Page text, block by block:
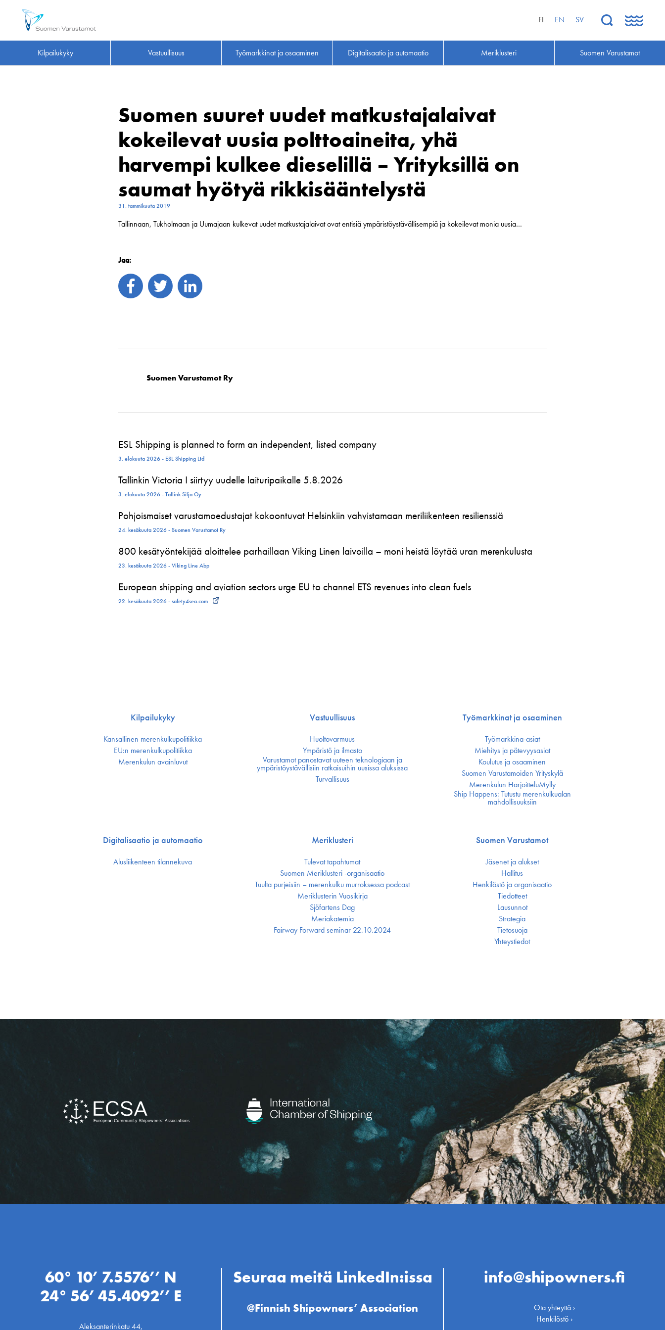
FI EN SV
Kilpailukyky Vastuullisuus Työmarkkinat ja osaaminen Digitalisaatio ja automaatio Meriklusteri Suomen Varustamot
Suomen suuret uudet matkustajalaivat
kokeilevat uusia polttoaineita, yhä
harvempi kulkee dieselillä – Yrityksillä on
saumat hyötyä rikkisääntelystä
31. tammikuuta 2019
Tallinnaan, Tukholmaan ja Uumajaan kulkevat uudet matkustajalaivat ovat entisiä ympäristöystävällisempiä ja kokeilevat monia uusia…
Jaa:
Suomen Varustamot Ry
ESL Shipping is planned to form an independent, listed company
3. elokuuta 2026 - ESL Shipping Ltd
Tallinkin Victoria I siirtyy uudelle laituripaikalle 5.8.2026
3. elokuuta 2026 - Tallink Silja Oy
Pohjoismaiset varustamoedustajat kokoontuvat Helsinkiin vahvistamaan meriliikenteen resilienssiä
24. kesäkuuta 2026 - Suomen Varustamot Ry
800 kesätyöntekijää aloittelee parhaillaan Viking Linen laivoilla – moni heistä löytää uran merenkulusta
23. kesäkuuta 2026 - Viking Line Abp
European shipping and aviation sectors urge EU to channel ETS revenues into clean fuels
22. kesäkuuta 2026 - safety4sea.com
Kilpailukyky
Kansallinen merenkulku­politiikka
EU:n merenkulku­politiikka
Merenkulun avainluvut
Vastuullisuus
Huoltovarmuus
Ympäristö ja ilmasto
Varustamot panostavat uuteen teknologiaan ja
ympäristöystävällisiin ratkaisuihin uusissa aluksissa
Turvallisuus
Työmarkkinat ja osaaminen
Työmarkkina-asiat
Miehitys ja pätevyys­asiat
Koulutus ja osaaminen
Suomen Varustamoiden Yrityskylä
Merenkulun HarjoitteluMylly
Ship Happens: Tutustu merenkulkualan
mahdollisuuksiin
Digitalisaatio ja automaatio
Alusliikenteen tilannekuva
Meriklusteri
Tulevat tapahtumat
Suomen Meriklusteri -organisaatio
Tuulta purjeisiin – merenkulku murroksessa podcast
Meriklusterin Vuosikirja
Sjöfartens Dag
Meriakatemia
Fairway Forward seminar 22.10.2024
Suomen Varustamot
Jäsenet ja alukset
Hallitus
Henkilöstö ja organisaatio
Tiedotteet
Lausunnot
Strategia
Tietosuoja
Yhteystiedot
60° 10’ 7.5576’’ N
24° 56’ 45.4092’’ E
Aleksanterinkatu 44,
Seuraa meitä LinkedIn:issa
@Finnish Shipowners’ Association
info@shipowners.fi
Ota yhteyttä ›
Henkilöstö ›